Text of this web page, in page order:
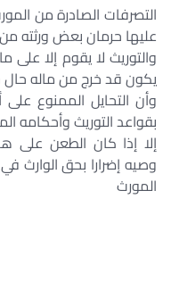
التصرفات الصادرة من
عليها حرمان بعض ورثته من
والتوريث لا يقوم إلا
يكون قد خرج من ماله حال
وأن التحايل الممنوع
بقواعد التوريث وأحكامه
إلا إذا كان الطعن على
وصيه إضرارا بحق الوارث
المورث